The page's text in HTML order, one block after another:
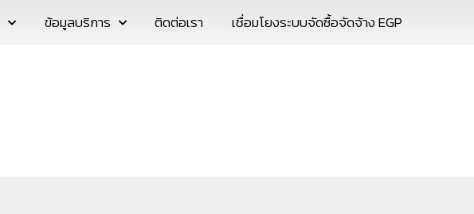
ข้อมูลบริการ ติดต่อเรา เชื่อมโยงระบบจัดซื้อจัดจ้าง EGP